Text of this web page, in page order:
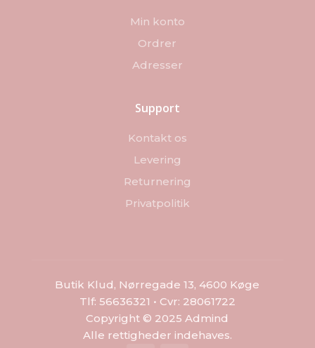
Min konto
Ordrer
Adresser
Support
Kontakt os
Levering
Returnering
Privatpolitik
Butik Klud, Nørregade 13, 4600 Køge
Tlf: 56636321 • Cvr: 28061722
Copyright © 2025 Admind
Alle rettigheder indehaves.